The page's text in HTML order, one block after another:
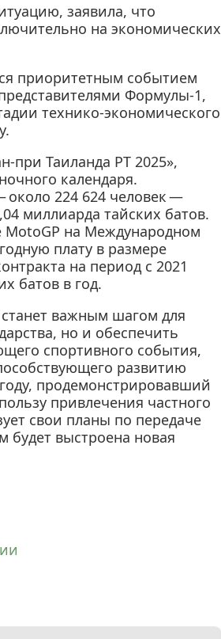
заявила, что
на экономических
приоритетным событием
Формулы-1,
технико-экономического
при Таиланда PT 2025»,
календаря.
около 224 624 человек —
миллиарда тайских батов.
MotoGP на Международном
плату в размере
на период с 2021
батов в год.
важным шагом для
но и обеспечить
спортивного события,
развитию
продемонстрировавший
привлечения частного
свои планы по передаче
будет выстроена новая